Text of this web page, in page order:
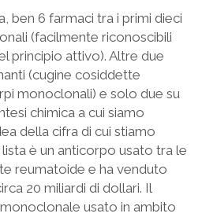
ben 6 farmaci tra i primi dieci
(facilmente riconoscibili
principio attivo). Altre due
(cugine cosiddette
monoclonali) e solo due su
chimica a cui siamo
della cifra di cui stiamo
è un anticorpo usato tra le
reumatoide e ha venduto
20 miliardi di dollari. Il
usato in ambito